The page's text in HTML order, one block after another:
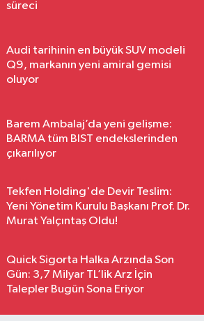
süreci
Audi tarihinin en büyük SUV modeli
Q9, markanın yeni amiral gemisi
oluyor
Barem Ambalaj’da yeni gelişme:
BARMA tüm BIST endekslerinden
çıkarılıyor
Tekfen Holding'de Devir Teslim:
Yeni Yönetim Kurulu Başkanı Prof. Dr.
Murat Yalçıntaş Oldu!
Quick Sigorta Halka Arzında Son
Gün: 3,7 Milyar TL’lik Arz İçin
Talepler Bugün Sona Eriyor